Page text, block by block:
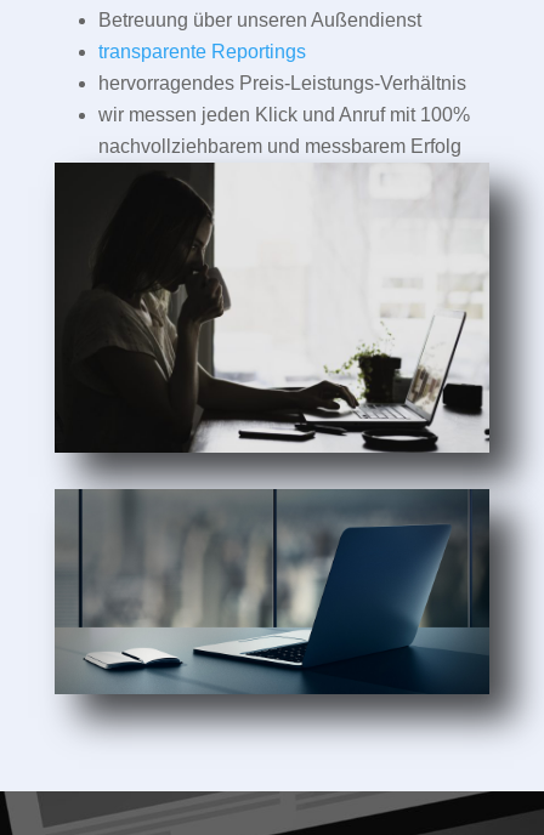
Betreuung über unseren Außendienst
transparente Reportings
hervorragendes Preis-Leistungs-Verhältnis
wir messen jeden Klick und Anruf mit 100%
nachvollziehbarem und messbarem Erfolg